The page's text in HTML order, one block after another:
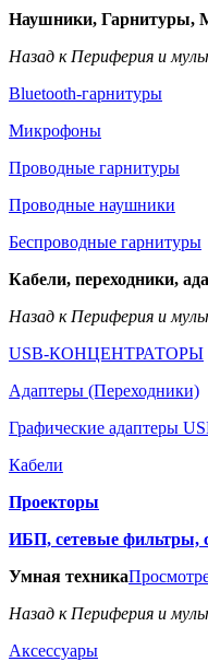
Наушники, Гарнитуры,
Назад к Периферия и
Bluetooth-гарнитуры
Микрофоны
Проводные гарнитуры
Проводные наушники
Беспроводные гарнитуры
Кабели, переходники,
Назад к Периферия и
USB-КОНЦЕНТРАТОРЫ
Адаптеры (Переходники)
Графические адаптеры
Кабели
Проекторы
ИБП, сетевые фильтры,
Умная техника
Назад к Периферия и
Аксессуары